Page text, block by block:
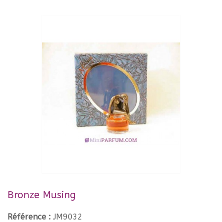
Bronze Musing
Référence : JM9032